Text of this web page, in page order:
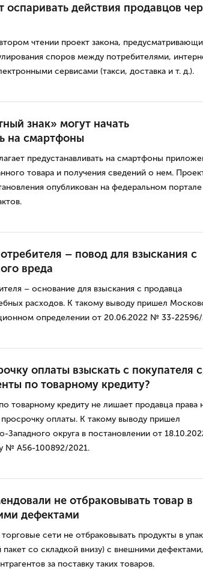
оспаривать действия продавцов
чтении проект закона,
споров между потребителями,
сервисами (такси, доставка и т. д.).
знак» могут начать
на смартфоны
предустанавливать на смартфоны
товара и получения сведений о нем.
опубликован на федеральном портале
– повод для взыскания с
вреда
– основание для взыскания с продавца
расходов. К такому выводу пришел
определении от 20.06.2022 № 33-
оплаты взыскать с покупателя
по товарному кредиту?
товарному кредиту не лишает продавца права
просрочку оплаты. К такому выводу пришел
Западного округа в постановлении от
№ А56-100892/2021.
не отбраковывать товар в
дефектами
сети не отбраковывать продукты в
пакет со складкой внизу) с внешними
за поставку таких товаров.